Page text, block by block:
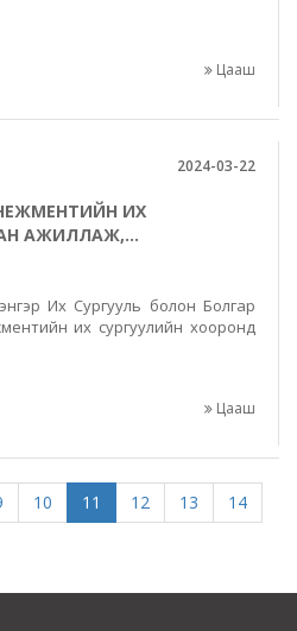
Цааш
2024-03-22
ИХ
АЖИЛЛАЖ,...
Их Сургууль болон Болгар
их сургуулийн хооронд
Цааш
10 11 12 13
14